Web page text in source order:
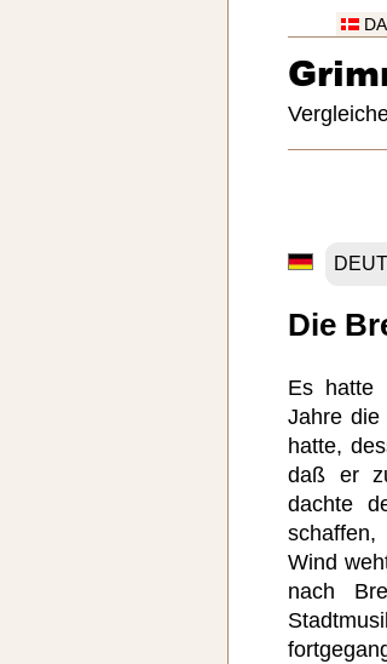
DA
Die
Es hatte
Jahre die
hatte,
daß er
dachte
Wind
nach